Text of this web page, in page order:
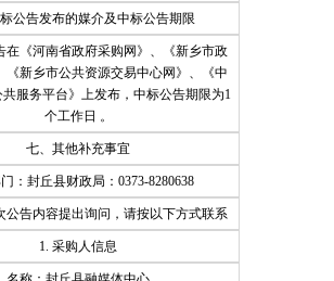
公告发布的媒介及中标公告期限
在《河南省政府采购网》、《新乡市政
《新乡市公共资源交易中心网》、《中
共服务平台》上发布，中标公告期限为1
个工作日 。
七、其他补充事宜
：封丘县财政局：0373-8280638
公告内容提出询问，请按以下方式联系
1. 采购人信息